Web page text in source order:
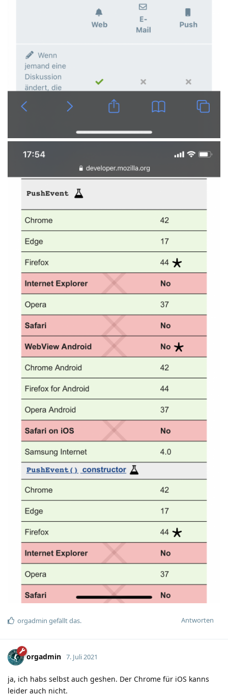
Antworten
orgadmin gefällt das.
orgadmin 7. Juli 2021
ja, ich habs selbst auch geshen. Der Chrome für iOS kanns
leider auch nicht.